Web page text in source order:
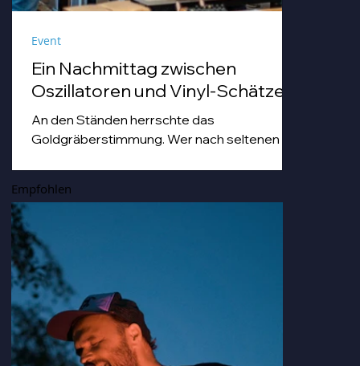
Ein Nachmittag zwischen
Oszillatoren und Vinyl-Schätzen
An den Ständen herrschte das
Goldgräberstimmung. Wer nach seltenen
bei der Freilegung von Troja kennt. Von
Hop-und japanischen Idol-Platten, die so
nostalgisch und gleichzeitig erfrischend
klangen, dass man sich darin hätte duschen
können.
Event
Empfohlen